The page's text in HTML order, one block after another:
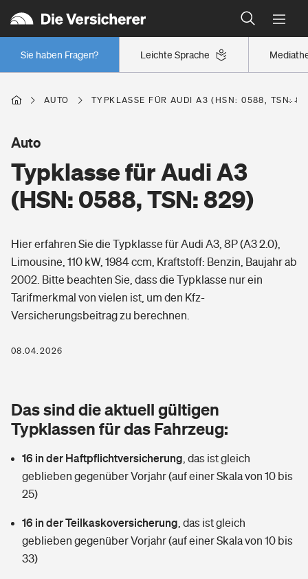
Leichte Sprache
Sie haben Fragen?
Wer versichert was: Jetzt Versicherer finden
Regionalklassen: So ist Ihre Region eingestuft
Wer versichert was: Jetzt Versicherer finden
Berufsunfähigkeitsversicherung
Erwerbsunfähigkeitsversicherung
Grundfähigkeitsversicherung
Arbeitsrechtsschutz
Berufshaftpflichtversicherung
Zur Übersicht
Tools
Wer versichert was: Jetzt Versicherer finden
Sie haben Fragen?
Wohnen
Glasversicherung
Mietkautionsversicherung
Restkreditversicherung
Zur Übersicht
Freizeit
Pri­vate Haft­pflicht­
Kinderunfall­ver­si­che­rung
Kinderinvalidität
Hundehalter-Haftpflicht
Gesundheit
Private Krankenversicherung
Dread-Disease-Versicherung
Tierkrankenversicherung
Zur Übersicht
Tools
AUTO TYPKLASSE FÜR AUDI A3 (HSN: 0588, TSN:
Typklasse für Audi A3
(HSN: 0588, TSN: 829)
Auto
Hier erfahren Sie die Typklasse für Audi A3, 8P (A3 2.0),
Limousine, 110 kW, 1984 ccm, Kraftstoff: Benzin, Baujahr ab
2002. Bitte beachten Sie, dass die Typklasse nur ein
Tarifmerkmal von vielen ist, um den Kfz-
Versicherungsbeitrag zu berechnen.
08.04.2026
Das sind die aktuell gültigen
Typklassen für das Fahrzeug:
16 in der Haftpflichtversicherung das ist gleich
geblieben gegenüber Vorjahr (auf einer Skala von 10 bis
25)
16 in der Teilkaskoversicherung das ist gleich
geblieben gegenüber Vorjahr (auf einer Skala von 10 bis
33)